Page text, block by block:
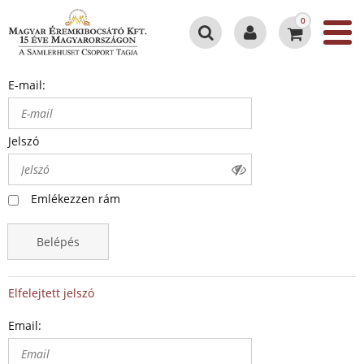
0
E-mail:
Jelszó
Emlékezzen rám
Belépés
Elfelejtett jelszó
Email: